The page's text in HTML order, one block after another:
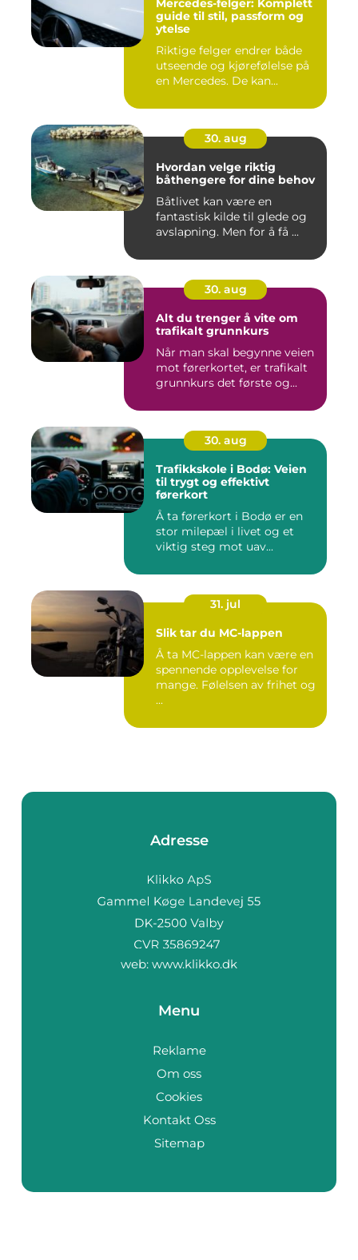
Mercedes-felger: Komplett
guide til stil, passform og
ytelse
Riktige felger endrer både
utseende og kjørefølelse på
en Mercedes. De kan...
30. aug
Hvordan velge riktig
båthengere for dine behov
Båtlivet kan være en
fantastisk kilde til glede og
avslapning. Men for å få ...
30. aug
Alt du trenger å vite om
trafikalt grunnkurs
Når man skal begynne veien
mot førerkortet, er trafikalt
grunnkurs det første og...
30. aug
Trafikkskole i Bodø: Veien
til trygt og effektivt
førerkort
Å ta førerkort i Bodø er en
stor milepæl i livet og et
viktig steg mot uav...
31. jul
Slik tar du MC-lappen
Å ta MC-lappen kan være en
spennende opplevelse for
mange. Følelsen av frihet og
...
Adresse
web: www.klikko.dk
Menu
Reklame
Om oss
Cookies
Kontakt Oss
Sitemap